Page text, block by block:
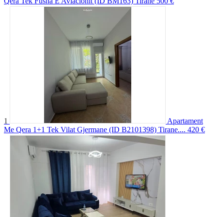
1
Apartament
Me Qera 1+1 Tek Vilat Gjermane (ID B2101398) Tirane.... 420 €